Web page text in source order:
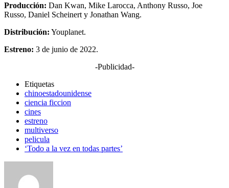
Producción: Dan Kwan, Mike Larocca, Anthony Russo, Joe
Russo, Daniel Scheinert y Jonathan Wang.
Distribución: Youplanet.
Estreno: 3 de junio de 2022.
-Publicidad-
Etiquetas
chinoestadounidense
ciencia ficcion
cines
estreno
multiverso
pelicula
‘Todo a la vez en todas partes’